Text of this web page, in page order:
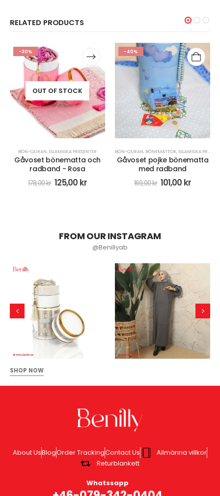
RELATED PRODUCTS
-30%
OUT OF STOCK
BÖN-QURAN, ISLAMISKA PRESENTER
Gåvoset bönematta och
radband - Rosa
178,00kr 125,00 kr
-40%
BÖN-QURAN, BÖNEMATTOR, ISLAMISKA PRESENTER
Gåvoset pojke bönematta
med radband
169,00kr 101,00 kr
FROM OUR INSTAGRAM
@Benillyab
SHOP NOW
About UsBlogOrder TrackingContact Us
Allmänna villkor
Returblankett
Whatssapp